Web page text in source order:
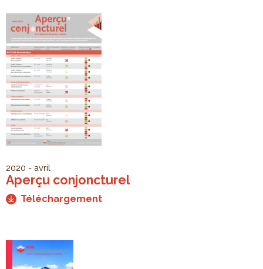
2020 - avril
Aperçu conjoncturel
Téléchargement